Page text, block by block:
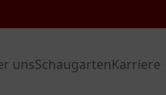
unsSchaugartenKarriere